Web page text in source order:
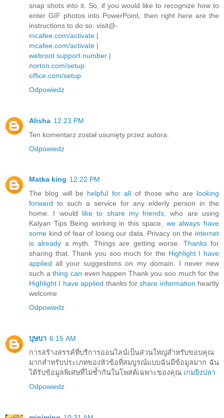
snap shots into it. So, if you would like to recognize how to
enter GIF photos into PowerPoint, then right here are the
instructions to do so: visit@-
mcafee.com/activate |
mcafee.com/activate |
webroot support number |
norton.com/setup
office.com/setup
Odpowiedz
Alisha 12:23 PM
Ten komentarz został usunięty przez autora.
Odpowiedz
Matka king 12:22 PM
The blog will be helpful for all of those who are looking
forward to such a service for any elderly person in the
home. I would like to share my friends,who are using
Kalyan Tips Being working in this space, we always have
some kind of fear of losing our data. Privacy on the internet
is already a myth. Things are getting worse. Thanksfor
sharing that. Thank you soo much for the Highlight I have
applied all your suggestions on my domain. I never new
such athing can even happen Thank you soo much for the
Highlight I have applied thanks forshare information heartly
welcome
Odpowiedz
บุษบา 6:15 AM
การสร้างสรรค์ที่บริการออนไลน์เป็นส่วนใหญ่สำหรับขอบคุณ
มากสำหรับประเภทของหัวข้อที่สมบูรณ์แบบฉันมีข้อมูลมาก ฉัน
ได้รับข้อมูลพิเศษที่ไม่ซ้ำกันในโพสต์เฉพาะของคุณ เกมยิงปลา
Odpowiedz